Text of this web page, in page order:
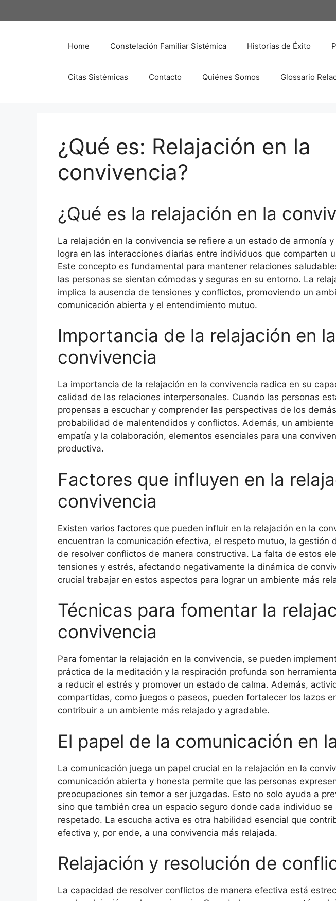
al
Home Constelación Familiar Sistémica Historias de Éxito
Citas Sistémicas Contacto Quiénes Somos Glossario
¿Qué es: Relajación en la
convivencia?
¿Qué es la relajación en la
La relajación en la convivencia se refiere a un estado de armonía
logra en las interacciones diarias entre individuos que comparten
Este concepto es fundamental para mantener relaciones
las personas se sientan cómodas y seguras en su entorno. La
implica la ausencia de tensiones y conflictos, promoviendo un
comunicación abierta y el entendimiento mutuo.
Importancia de la relajación en la
convivencia
La importancia de la relajación en la convivencia radica en su
calidad de las relaciones interpersonales. Cuando las personas
propensas a escuchar y comprender las perspectivas de los
probabilidad de malentendidos y conflictos. Además, un
empatía y la colaboración, elementos esenciales para una
productiva.
Factores que influyen en la
convivencia
Existen varios factores que pueden influir en la relajación en la
encuentran la comunicación efectiva, el respeto mutuo, la gestión
de resolver conflictos de manera constructiva. La falta de estos
tensiones y estrés, afectando negativamente la dinámica de
crucial trabajar en estos aspectos para lograr un ambiente más
Técnicas para fomentar la
convivencia
Para fomentar la relajación en la convivencia, se pueden
práctica de la meditación y la respiración profunda son
a reducir el estrés y promover un estado de calma. Además,
compartidas, como juegos o paseos, pueden fortalecer los lazos
contribuir a un ambiente más relajado y agradable.
El papel de la comunicación en
La comunicación juega un papel crucial en la relajación en la
comunicación abierta y honesta permite que las personas
preocupaciones sin temor a ser juzgadas. Esto no solo ayuda a
sino que también crea un espacio seguro donde cada individuo
respetado. La escucha activa es otra habilidad esencial que
efectiva y, por ende, a una convivencia más relajada.
Relajación y resolución de
La capacidad de resolver conflictos de manera efectiva está